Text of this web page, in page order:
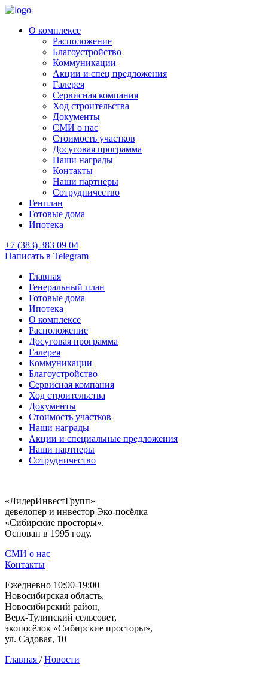
О комплексе
Расположение
Благоустройство
Коммуникации
Акции и спец предложения
Галерея
Сервисная компания
Ход строительства
Документы
СМИ о нас
Стоимость участков
Досуговая программа
Наши награды
Контакты
Наши партнеры
Сотрудничество
Генплан
Готовые дома
Ипотека
+7 (383) 383 09 04
Написать в Telegram
Главная
Генеральный план
Готовые дома
Ипотека
О комплексе
Расположение
Досуговая программа
Галерея
Коммуникации
Благоустройство
Сервисная компания
Ход строительства
Документы
Стоимость участков
Наши награды
Акции и специальные предложения
Наши партнеры
Сотрудничество
«ЛидерИнвестГрупп» –
девелопер и инвестор Эко-посёлка
«Сибирские просторы».
Основан в 1995 году.
СМИ о нас
Контакты
Ежедневно 10:00-19:00
Новосибирская область,
Новосибирский район,
Верх-Тулинский сельсовет,
экопосёлок «Сибирские просторы»,
ул. Садовая, 10
Главная / Новости